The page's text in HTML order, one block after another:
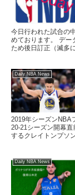
今日行われた試合の
めております。 デー
ため後日訂正（滅多
Daily NBA News
2019年シーズンNBA
20-21シーズン開幕
するクレイトンプソ
Daily NBA News